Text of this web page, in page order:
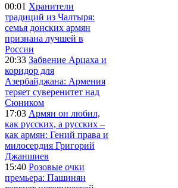
00:01 Хранители
традиций из Чалтыря:
семья донских армян
признана лучшей в
России
20:33 Забвение Арцаха и
коридор для
Азербайджана: Армения
теряет суверенитет над
Сюником
17:03 Армян он любил,
как русских, а русских –
как армян: Гений права и
милосердия Григорий
Джаншиев
15:40 Розовые очки
премьера: Пашинян